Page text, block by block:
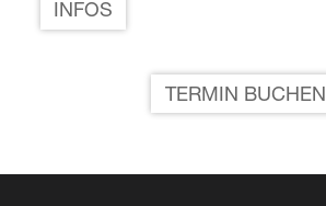
INFOS
TERMIN BUCHEN